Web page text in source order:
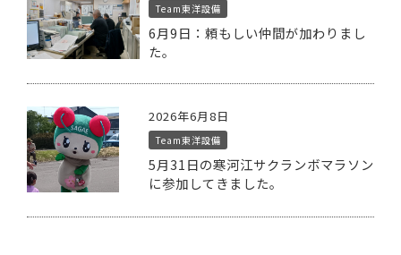
Team東洋設備
6月9日：頼もしい仲間が加わりまし
た。
2026年6月8日
Team東洋設備
5月31日の寒河江サクランボマラソン
に参加してきました。